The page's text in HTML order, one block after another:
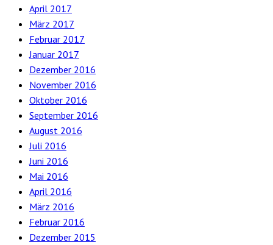
April 2017
März 2017
Februar 2017
Januar 2017
Dezember 2016
November 2016
Oktober 2016
September 2016
August 2016
Juli 2016
Juni 2016
Mai 2016
April 2016
März 2016
Februar 2016
Dezember 2015